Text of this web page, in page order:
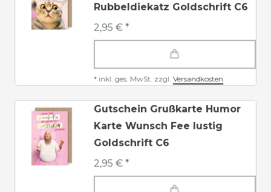
Rubbeldiekatz Goldschrift C6
2,95 € *
* inkl. ges. MwSt. zzgl. Versandkosten
Gutschein Grußkarte Humor
Karte Wunsch Fee lustig
Goldschrift C6
2,95 € *